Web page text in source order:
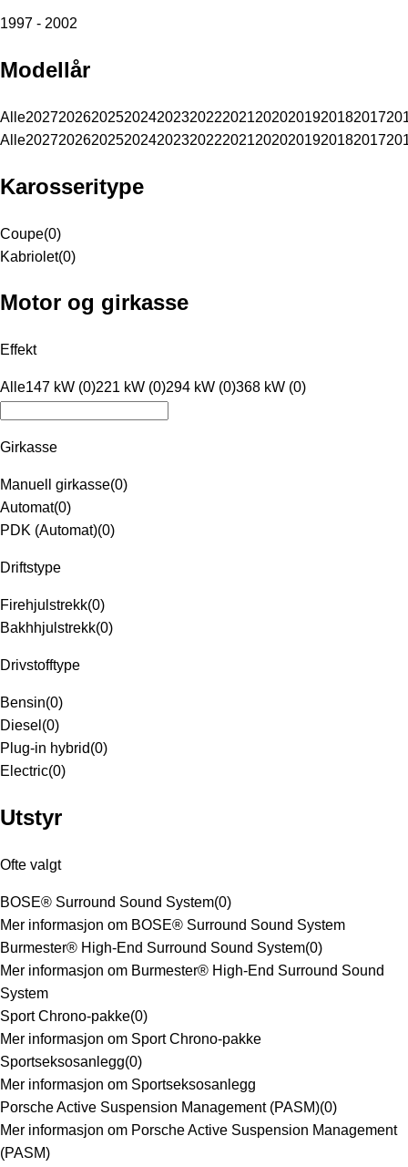
1997 - 2002
Modellår
Alle20272026202520242023202220212020201920182017
Alle20272026202520242023202220212020201920182017
Karosseritype
Coupe(0)
Kabriolet(0)
Motor og girkasse
Effekt
Alle147 kW (0)221 kW (0)294 kW (0)368 kW (0)
Girkasse
Manuell girkasse(0)
Automat(0)
PDK (Automat)(0)
Driftstype
Firehjulstrekk(0)
Bakhhjulstrekk(0)
Drivstofftype
Bensin(0)
Diesel (0)
Plug-in hybrid(0)
Electric(0)
Utstyr
Ofte valgt
BOSE® Surround Sound System(0)
Mer informasjon om BOSE® Surround Sound System
Burmester® High-End Surround Sound System(0)
Mer informasjon om Burmester® High-End Surround Sound
System
Sport Chrono-pakke(0)
Mer informasjon om Sport Chrono-pakke
Sportseksosanlegg(0)
Mer informasjon om Sportseksosanlegg
Porsche Active Suspension Management (PASM)(0)
Mer informasjon om Porsche Active Suspension Management
(PASM)